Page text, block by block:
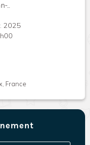
...
2025
France